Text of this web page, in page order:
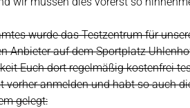
wurde das Testzentrum für
Anbieter auf dem Sportplatz
Euch dort regelmäßig kostenfrei
anmelden und habt so
gelegt: